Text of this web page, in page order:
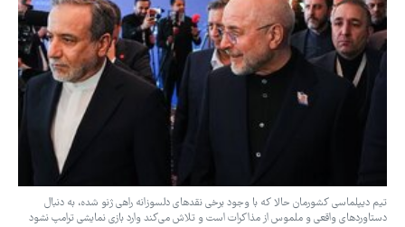
تیم دیپلماسی کشورمان حالا که با وجود برخی نقدهای دلسوزانه راهی ژنو شده، به دنبال
دستاوردهای واقعی و ملموس از مذاکرات است و تلاش می‌کند وارد بازی نمایشی ترامپ نشود